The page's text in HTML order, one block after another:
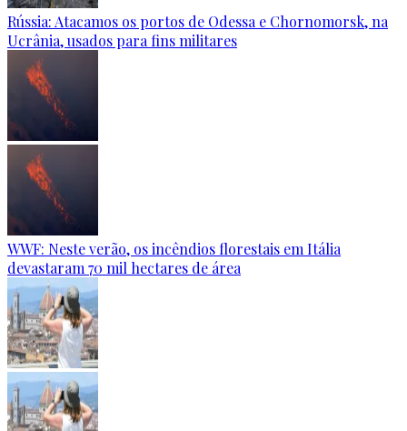
Rússia: Atacamos os portos de Odessa e Chornomorsk, na
Ucrânia, usados para fins militares
WWF: Neste verão, os incêndios florestais em Itália
devastaram 70 mil hectares de área